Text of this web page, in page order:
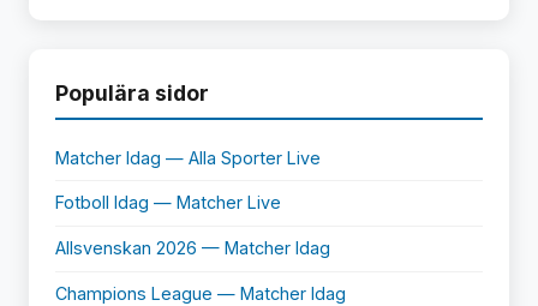
Populära sidor
Matcher Idag — Alla Sporter Live
Fotboll Idag — Matcher Live
Allsvenskan 2026 — Matcher Idag
Champions League — Matcher Idag